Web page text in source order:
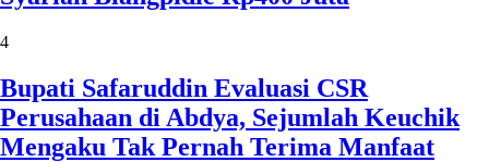
4
Bupati Safaruddin Evaluasi CSR
Perusahaan di Abdya, Sejumlah Keuchik
Mengaku Tak Pernah Terima Manfaat